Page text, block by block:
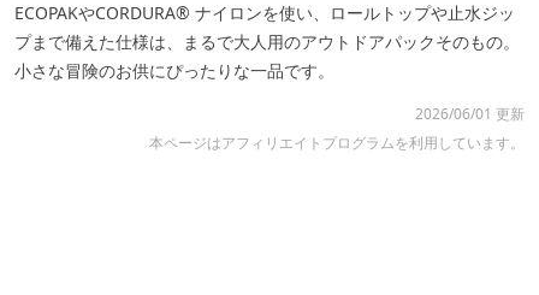
ECOPAKやCORDURA® ナイロンを使い、ロールトップや止水ジッ
プまで備えた仕様は、まるで大人用のアウトドアパックそのもの。
小さな冒険のお供にぴったりな一品です。
2026/06/01 更新
本ページはアフィリエイトプログラムを利用しています。